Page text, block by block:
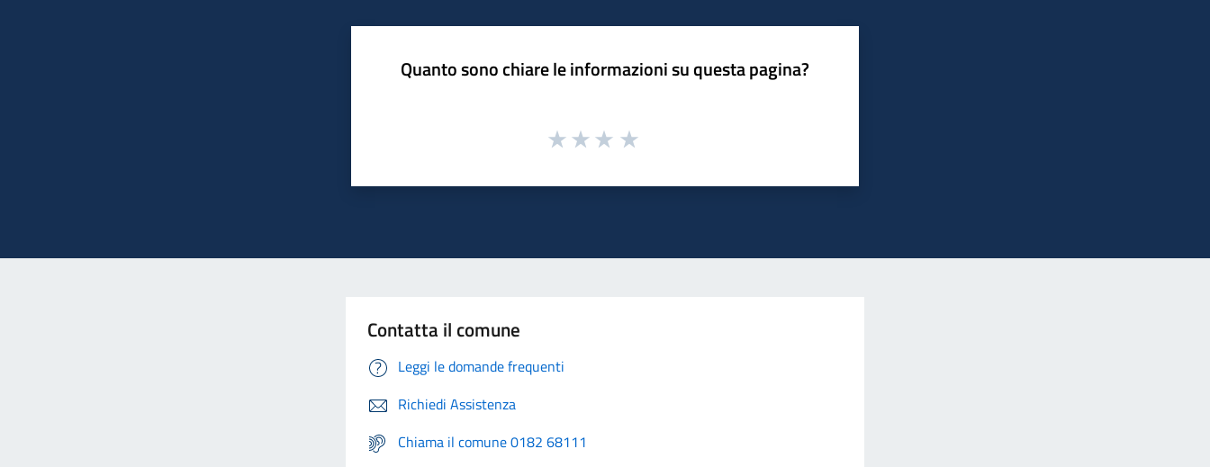
Quanto sono chiare le informazioni su questa pagina?
Contatta il comune
Leggi le domande frequenti
Richiedi Assistenza
Chiama il comune 0182 68111